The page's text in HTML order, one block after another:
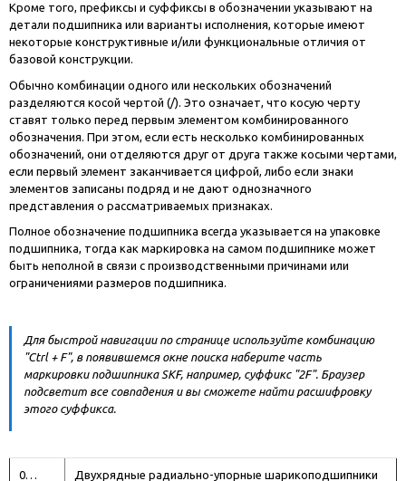
Кроме того, префиксы и суффиксы в обозначении указывают на
детали подшипника или варианты исполнения, которые имеют
некоторые конструктивные и/или функциональные отличия от
базовой конструкции.
Обычно комбинации одного или нескольких обозначений
разделяются косой чертой (/). Это означает, что косую черту
ставят только перед первым элементом комбинированного
обозначения. При этом, если есть несколько комбинированных
обозначений, они отделяются друг от друга также косыми чертами,
если первый элемент заканчивается цифрой, либо если знаки
элементов записаны подряд и не дают однозначного
представления о рассматриваемых признаках.
Полное обозначение подшипника всегда указывается на упаковке
подшипника, тогда как маркировка на самом подшипнике может
быть неполной в связи с производственными причинами или
ограничениями размеров подшипника.
Для быстрой навигации по странице используйте комбинацию
"Ctrl + F", в появившемся окне поиска наберите часть
маркировки подшипника SKF, например, суффикс "2F". Браузер
подсветит все совпадения и вы сможете найти расшифровку
этого суффикса.
0… Двухрядные радиально-упорные шарикоподшипники